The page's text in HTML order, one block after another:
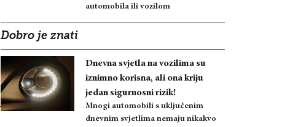
automobila ili vozilom
Dobro je znati
Dnevna svjetla na vozilima su
iznimno korisna, ali ona kriju
jedan sigurnosni rizik!
Mnogi automobili s uključenim
dnevnim svjetlima nemaju nikakvo